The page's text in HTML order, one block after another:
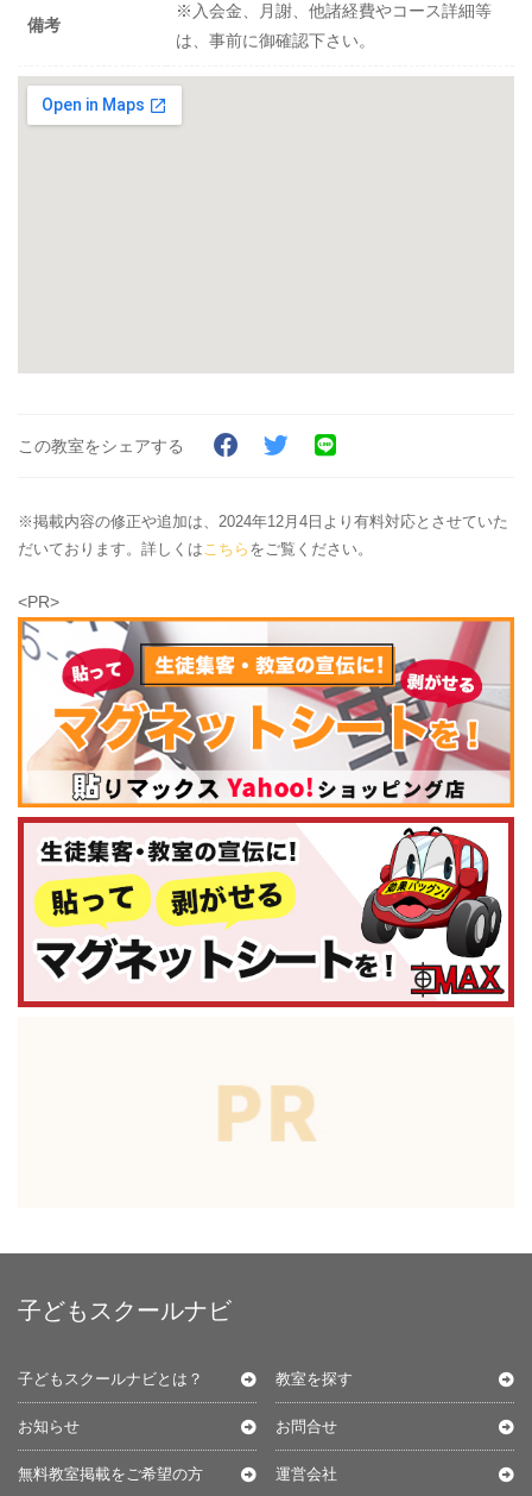
備考
※入会金、月謝、他諸経費やコース詳細等
は、事前に御確認下さい。
この教室をシェアする
※掲載内容の修正や追加は、2024年12月4日より有料対応とさせていた
だいております。詳しくは こちら をご覧ください。
<PR>
子どもスクールナビ
子どもスクールナビとは？ 教室を探す
お知らせ お問合せ
無料教室掲載をご希望の方 運営会社